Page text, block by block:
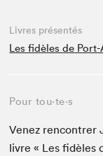
Livres présentés
Les fidèles de
Pour tou⋅te⋅s
Venez ren­con­tr­er
livre « Les fidèles